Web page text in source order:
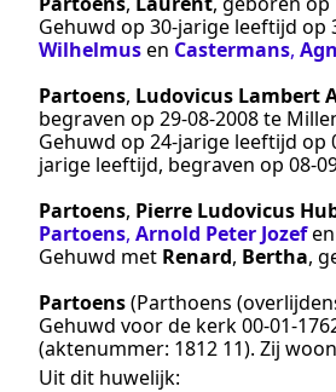
Gehuwd op 30-jarige leeftijd op
Wilhelmusen Castermans,
Partoens, Ludovicus Lambert
begraven op 29‑08‑2008te
Gehuwd op 24-jarige leeftijd op
jarige leeftijd, begraven op
Partoens, Pierre Ludovicus
Partoens, Arnold Peter Jozefen
Gehuwd met Renard, Bertha,
Partoens(Parthoens
Gehuwd voor de kerk
(aktenummer: 1812 11). Zij
Uit dit huwelijk: